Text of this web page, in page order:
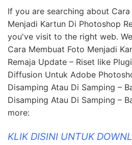
If you are searching about
Menjadi Kartun Di Photoshop
you've visit to the right web.
Cara Membuat Foto Menjadi
Remaja Update – Riset like
Diffusion Untuk Adobe
Disamping Atau Di Samping –
Disamping Atau Di Samping –
more:
KLIK DISINI UNTUK